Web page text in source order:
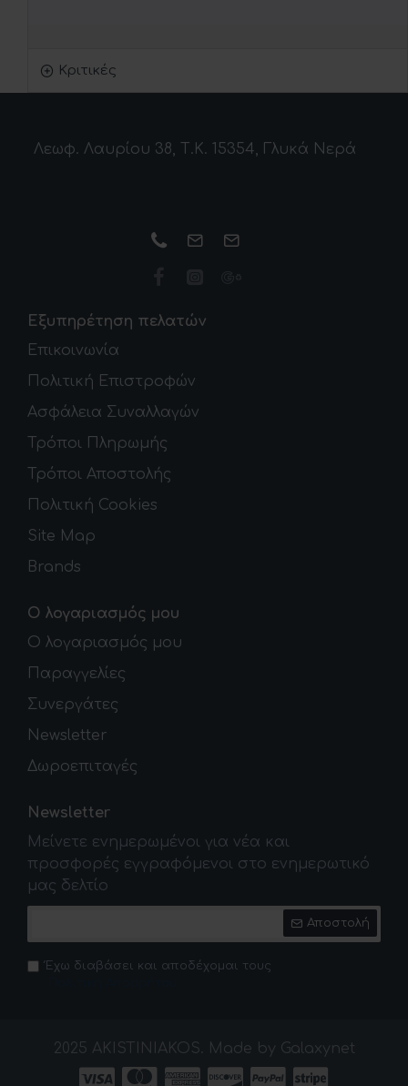
Κριτικές
Λεωφ. Λαυρίου 38, Τ.Κ. 15354, Γλυκά Νερά
Εξυπηρέτηση πελατών
Επικοινωνία
Πολιτική Επιστροφών
Ασφάλεια Συναλλαγών
Τρόποι Πληρωμής
Τρόποι Αποστολής
Πολιτική Cookies
Site Map
Brands
Ο λογαριασμός μου
Ο λογαριασμός μου
Παραγγελίες
Συνεργάτες
Newsletter
Δωροεπιταγές
Newsletter
Μείνετε ενημερωμένοι για νέα και
προσφορές εγγραφόμενοι στο ενημερωτικό
μας δελτίο
Αποστολή
Έχω διαβάσει και αποδέχομαι τους
2025 AKISTINIAKOS. Made by Galaxynet